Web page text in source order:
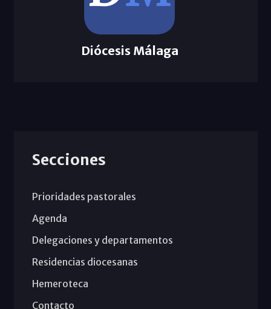
Diócesis Málaga
Secciones
Prioridades pastorales
Agenda
Delegaciones y departamentos
Residencias diocesanas
Hemeroteca
Contacto